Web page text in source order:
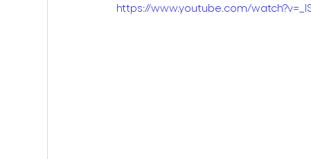
https://www.youtube.com/